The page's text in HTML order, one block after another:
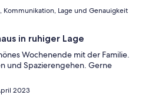
Kommunikation, Lage und Genauigkeit
in ruhiger Lage
Wochenende mit der Familie.
und Spazierengehen. Gerne
2023